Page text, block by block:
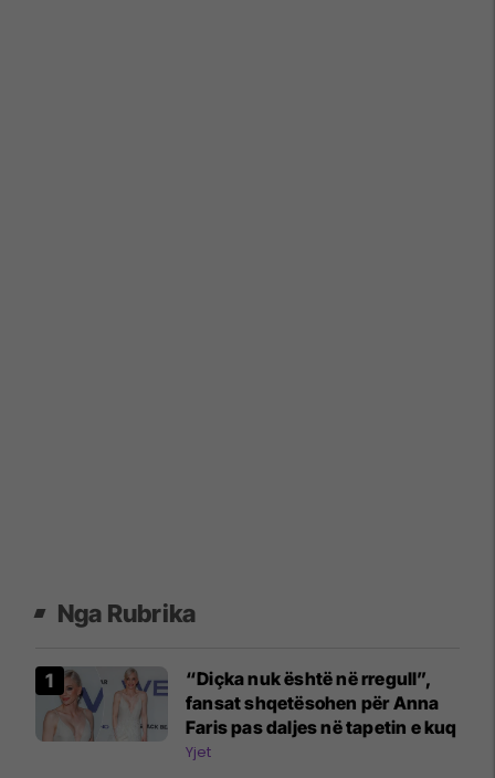
Nga Rubrika
“Diçka nuk është në rregull”,
fansat shqetësohen për Anna
Faris pas daljes në tapetin e kuq
Yjet